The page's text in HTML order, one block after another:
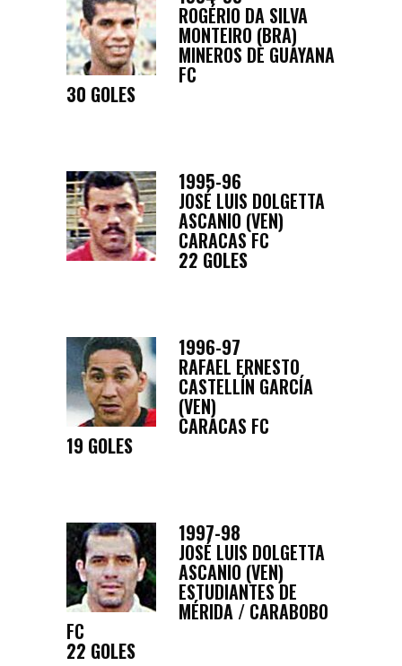
ROGÉRIO DA SILVA
MONTEIRO (BRA)
MINEROS DE GUAYANA
FC
30 GOLES
1995-96
JOSÉ LUIS DOLGETTA
ASCANIO (VEN)
CARACAS FC
22 GOLES
1996-97
RAFAEL ERNESTO
CASTELLÍN GARCÍA
(VEN)
CARACAS FC
19 GOLES
1997-98
JOSÉ LUIS DOLGETTA
ASCANIO (VEN)
ESTUDIANTES DE
MÉRIDA / CARABOBO
FC
22 GOLES